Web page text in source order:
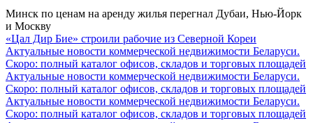
Минск по ценам на аренду жилья перегнал Дубаи, Нью-Йорк
и Москву
«Цал Дир Бие» строили рабочие из Северной Кореи
Актуальные новости коммерческой недвижимости Беларуси.
Скоро: полный каталог офисов, складов и торговых площадей
Актуальные новости коммерческой недвижимости Беларуси.
Скоро: полный каталог офисов, складов и торговых площадей
Актуальные новости коммерческой недвижимости Беларуси.
Скоро: полный каталог офисов, складов и торговых площадей